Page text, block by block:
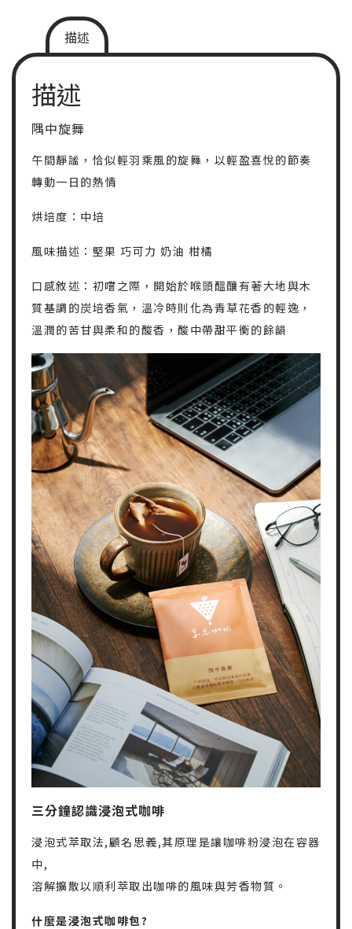
描述
描述
隅中旋舞
午間靜謐，恰似輕羽乘風的旋舞，以輕盈喜悅的節奏
轉動一日的熱情
烘培度：中培
風味描述：堅果 巧可力 奶油 柑橘
口感敘述：初嚐之際，開始於喉頭醞釀有著大地與木
質基調的炭培香氣，溫冷時則化為青草花香的輕逸，
溫潤的苦甘與柔和的酸香，酸中帶甜平衡的餘韻
三分鐘認識浸泡式咖啡
浸泡式萃取法,顧名思義,其原理是讓咖啡粉浸泡在容器
中,
溶解擴散以順利萃取出咖啡的風味與芳香物質。
什麼是浸泡式咖啡包?